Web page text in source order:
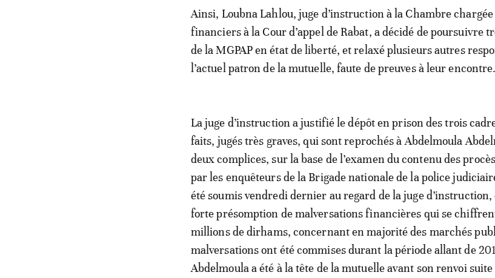
Ainsi, Loubna Lahlou, juge d’instruction à la Chambre
financiers à la Cour d’appel de Rabat, a décidé de poursuivre
de la MGPAP en état de liberté, et relaxé plusieurs autres
l’actuel patron de la mutuelle, faute de preuves à leur encontre.
La juge d’instruction a justifié le dépôt en prison des trois
faits, jugés très graves, qui sont reprochés à Abdelmoula
deux complices, sur la base de l’examen du contenu des
par les enquêteurs de la Brigade nationale de la police
été soumis vendredi dernier au regard de la juge
forte présomption de malversations financières qui se
millions de dirhams, concernant en majorité des marchés
malversations ont été commises durant la période allant de
Abdelmoula a été à la tête de la mutuelle avant son renvoi